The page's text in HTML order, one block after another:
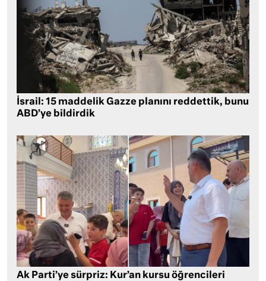
İsrail: 15 maddelik Gazze planını reddettik, bunu
ABD’ye bildirdik
Ak Parti’ye sürpriz: Kur’an kursu öğrencileri